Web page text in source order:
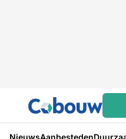
NieuwsAanbesteden